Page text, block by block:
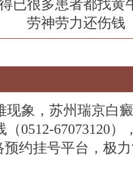
已很多患者都找黄
劳神劳力还伤钱
象， 苏州瑞京白
（0512-67073120）
预约挂号平台，极